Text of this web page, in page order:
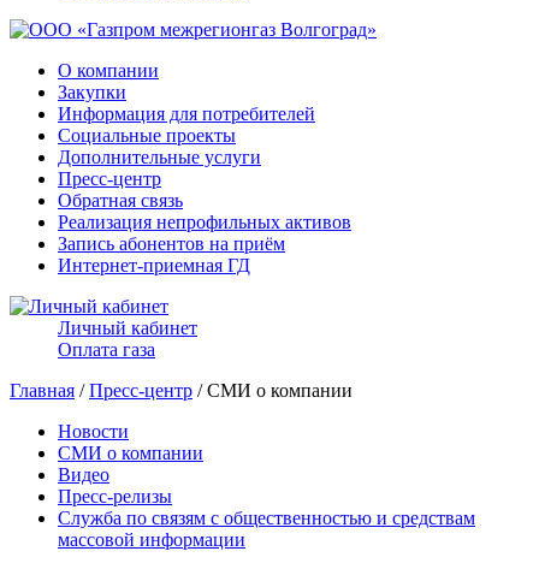
О компании
Закупки
Информация для потребителей
Социальные проекты
Дополнительные услуги
Пресс-центр
Обратная связь
Реализация непрофильных активов
Запись абонентов на приём
Интернет-приемная ГД
Личный кабинет
Оплата газа
Главная /Пресс-центр / СМИ о компании
Новости
СМИ о компании
Видео
Пресс-релизы
Служба по связям с общественностью и средствам
массовой информации